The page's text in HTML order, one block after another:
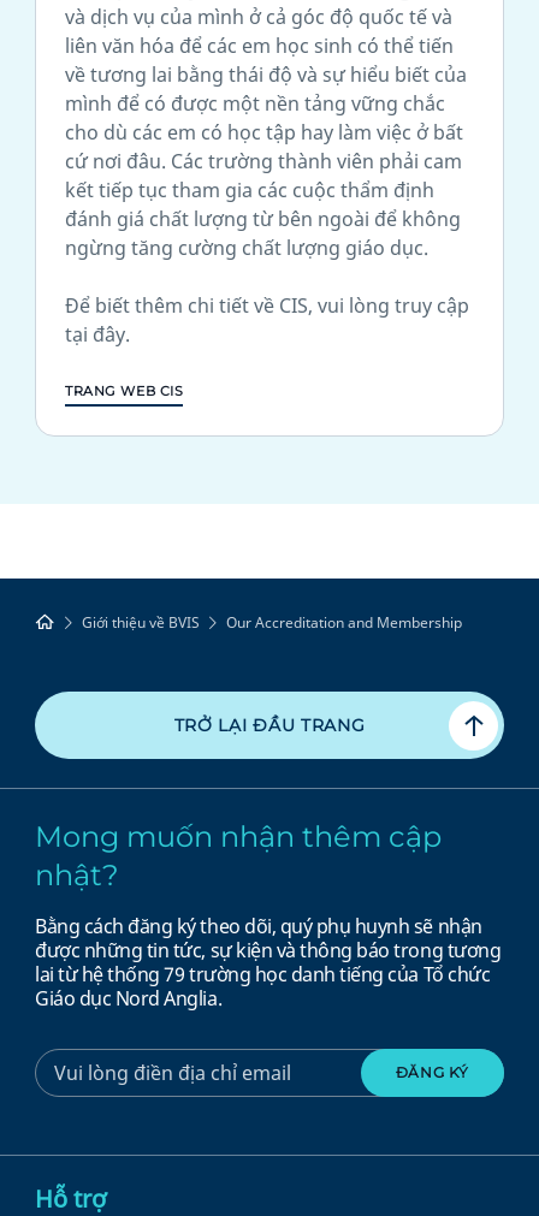
và dịch vụ của mình ở cả góc độ quốc tế và
liên văn hóa để các em học sinh có thể tiến
về tương lai bằng thái độ và sự hiểu biết của
mình để có được một nền tảng vững chắc
cho dù các em có học tập hay làm việc ở bất
cứ nơi đâu. Các trường thành viên phải cam
kết tiếp tục tham gia các cuộc thẩm định
đánh giá chất lượng từ bên ngoài để không
ngừng tăng cường chất lượng giáo dục.
Để biết thêm chi tiết về CIS, vui lòng truy cập
tại đây.
TRANG WEB CIS
Giới thiệu về BVIS Our Accreditation and Membership
TRỞ LẠI ĐẦU TRANG
Mong muốn nhận thêm cập
nhật?
Bằng cách đăng ký theo dõi, quý phụ huynh sẽ nhận
được những tin tức, sự kiện và thông báo trong tương
lai từ hệ thống 79 trường học danh tiếng của Tổ chức
Giáo dục Nord Anglia.
Hỗ trợ